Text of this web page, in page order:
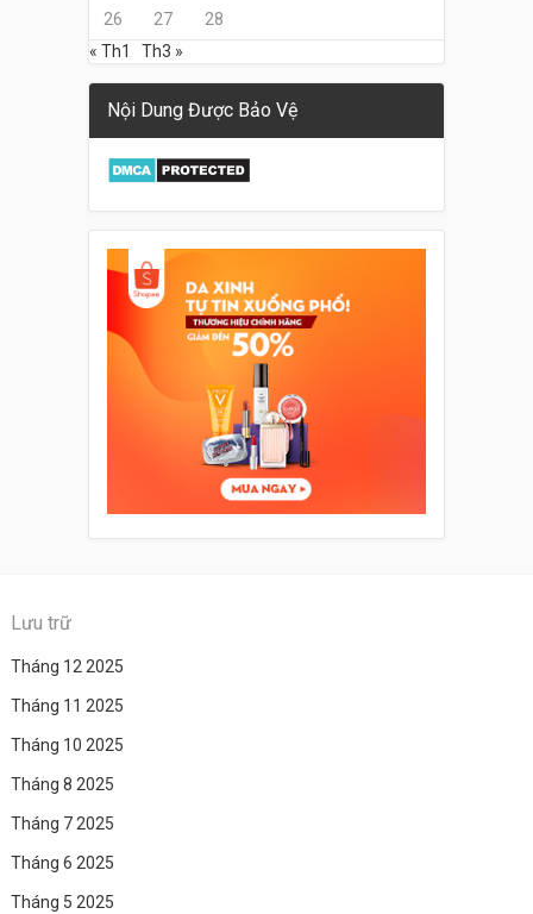
26 27
28
« Th1
Th3 »
Nội Dung Được Bảo Vệ
Lưu trữ
Tháng 12 2025
Tháng 11 2025
Tháng 10 2025
Tháng 8 2025
Tháng 7 2025
Tháng 6 2025
Tháng 5 2025